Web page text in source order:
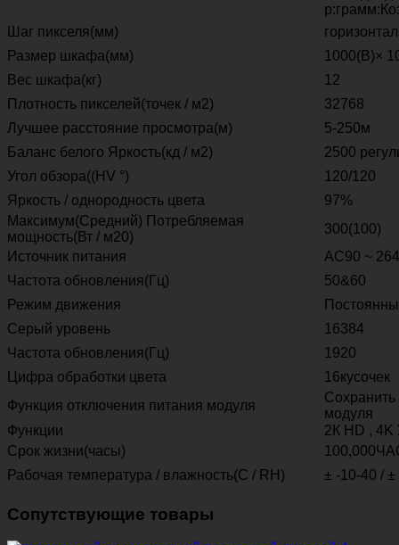
Шаг пикселя(мм)
Размер шкафа(мм)
1000(В)×
Вес шкафа(кг)
12
Плотность пикселей(точек / м2)
32768
Лучшее расстояние просмотра(м)
5-250м
Баланс белого Яркость(кд / м2)
2500
Угол обзора((HV °)
120/120
Яркость / однородность цвета
97%
Максимум(Средний) Потребляемая
мощность(Вт / м20)
300(100)
Источник питания
AC90 ~
Частота обновления(Гц)
50&60
Режим движения
Серый уровень
16384
Частота обновления(Гц)
1920
Цифра обработки цвета
16кусочек
Функция отключения питания модуля
Сохранить
модуля
Функции
2К HD , 4K
Срок жизни(часы)
Рабочая температура / влажность(C / RH)
± -10-40 /
Сопутствующие товары